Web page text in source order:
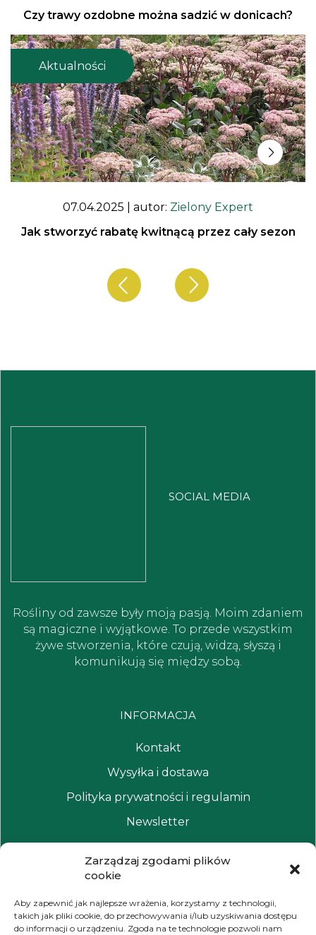
Zarządzaj zgodami plików
cookie
Aby zapewnić jak najlepsze wrażenia, korzystamy z technologii,
takich jak pliki cookie, do przechowywania i/lub uzyskiwania dostępu
do informacji o urządzeniu. Zgoda na te technologie pozwoli nam
Czy trawy ozdobne można sadzić w donicach?
Aktualności
07.04.2025 | autor: Zielony Expert
Jak stworzyć rabatę kwitnącą przez cały sezon
SOCIAL MEDIA
Rośliny od zawsze były moją pasją. Moim zdaniem
są magiczne i wyjątkowe. To przede wszystkim
żywe stworzenia, które czują, widzą, słyszą i
komunikują się między sobą.
INFORMACJA
Kontakt
Wysyłka i dostawa
Polityka prywatności i regulamin
Newsletter
NAWIGACJA
Moje konto
Koszyk